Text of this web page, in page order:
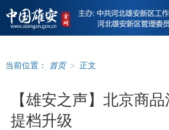
当前位置： 首页 > 正文
【雄安之声】北京商
提档升级